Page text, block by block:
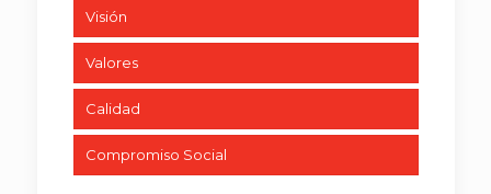
Visión
Valores
Calidad
Compromiso Social